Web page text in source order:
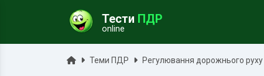
Тести ПДР
online
ГоловнаТеми ПДР Регулювання дорожнього руху